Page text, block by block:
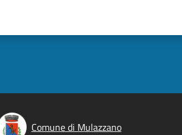
Comune di Mulazzano